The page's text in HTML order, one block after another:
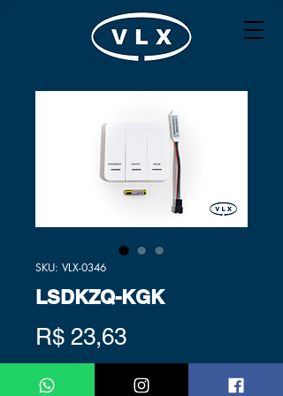
SKU: VLX-0346
LSDKZQ-KGK
R$ 23,63Preço
Quantidade